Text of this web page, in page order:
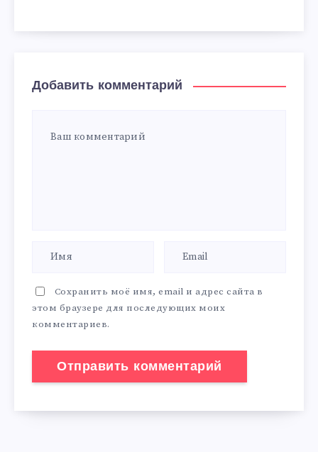
Добавить комментарий
Сохранить моё имя, email и адрес сайта в
этом браузере для последующих моих
комментариев.